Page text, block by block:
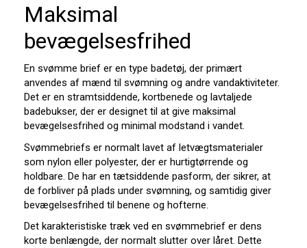
Maksimal
bevægelsesfrihed
En svømme brief er en type badetøj, der primært
anvendes af mænd til svømning og andre vandaktiviteter.
Det er en stramtsiddende, kortbenede og lavtaljede
badebukser, der er designet til at give maksimal
bevægelsesfrihed og minimal modstand i vandet.
Svømmebriefs er normalt lavet af letvægtsmaterialer
som nylon eller polyester, der er hurtigtørrende og
holdbare. De har en tætsiddende pasform, der sikrer, at
de forbliver på plads under svømning, og samtidig giver
bevægelsesfrihed til benene og hofterne.
Det karakteristiske træk ved en svømmebrief er dens
korte benlængde, der normalt slutter over låret. Dette